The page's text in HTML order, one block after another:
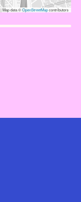
|Map data ©OpenStreetMapcontributors